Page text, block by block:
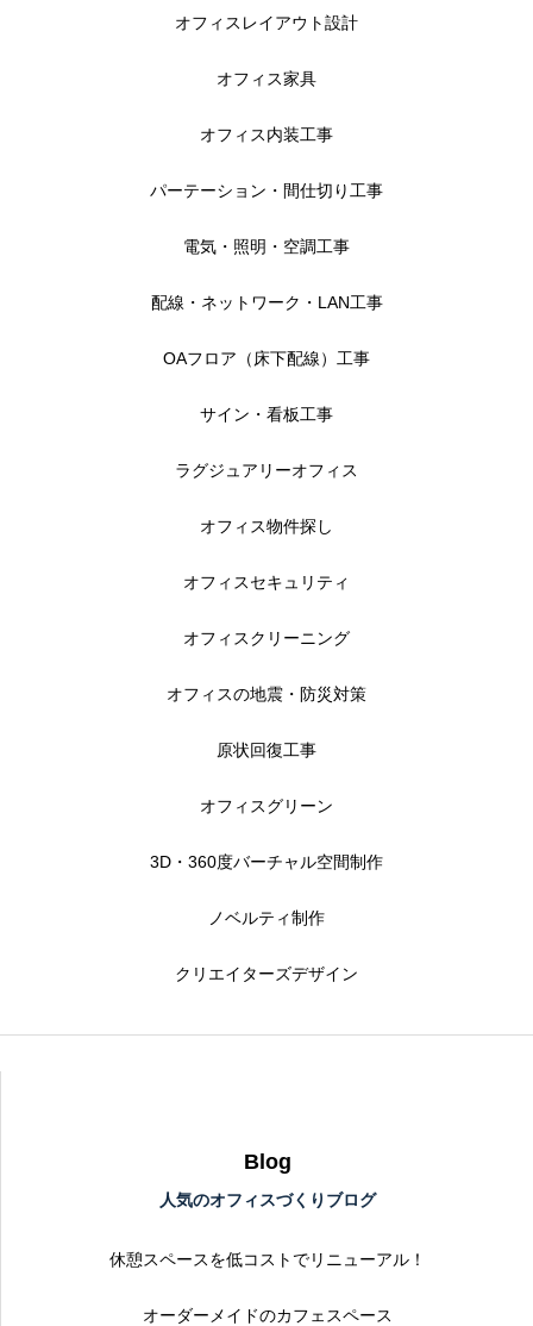
オフィスレイアウト設計
オフィス家具
オフィス内装工事
パーテーション・間仕切り工事
電気・照明・空調工事
配線・ネットワーク・LAN工事
OAフロア（床下配線）工事
サイン・看板工事
ラグジュアリーオフィス
オフィス物件探し
オフィスセキュリティ
オフィスクリーニング
オフィスの地震・防災対策
原状回復工事
オフィスグリーン
3D・360度バーチャル空間制作
ノベルティ制作
クリエイターズデザイン
Blog
人気のオフィスづくりブログ
休憩スペースを低コストでリニューアル！
オーダーメイドのカフェスペース